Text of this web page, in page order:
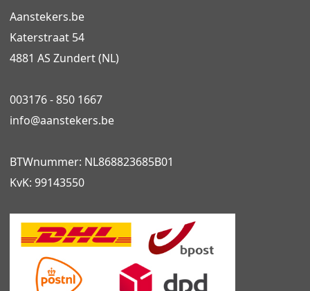
Aanstekers.be
Katerstraat 54
4881 AS Zundert (NL)
003176 - 850 1667
info@aanstekers.be
BTWnummer: NL868823685B01
KvK: 99143550